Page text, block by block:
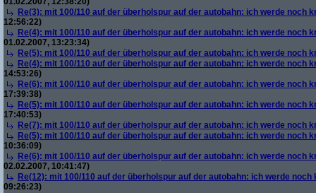
Re(3): mit 100/110 auf der überholspur auf der autobahn: ich werde noch
12:56:22)
Re(4): mit 100/110 auf der überholspur auf der autobahn: ich werde noch
01.02.2007, 13:23:34)
Re(5): mit 100/110 auf der überholspur auf der autobahn: ich werde noch
Re(4): mit 100/110 auf der überholspur auf der autobahn: ich werde noch
14:53:26)
Re(6): mit 100/110 auf der überholspur auf der autobahn: ich werde noch
17:39:38)
Re(5): mit 100/110 auf der überholspur auf der autobahn: ich werde noch
17:40:53)
Re(7): mit 100/110 auf der überholspur auf der autobahn: ich werde noch
Re(5): mit 100/110 auf der überholspur auf der autobahn: ich werde noch
10:36:09)
Re(6): mit 100/110 auf der überholspur auf der autobahn: ich werde noch
02.02.2007, 10:41:47)
Re(12): mit 100/110 auf der überholspur auf der autobahn: ich werde noch
09:26:23)